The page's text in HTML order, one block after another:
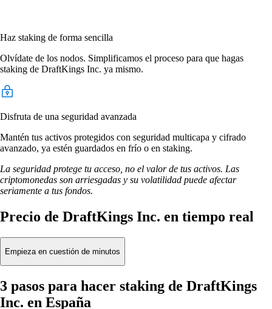
Haz staking de forma sencilla
Olvídate de los nodos. Simplificamos el proceso para que hagas
staking de DraftKings Inc. ya mismo.
Disfruta de una seguridad avanzada
Mantén tus activos protegidos con seguridad multicapa y cifrado
avanzado, ya estén guardados en frío o en staking.
La seguridad protege tu acceso, no el valor de tus activos. Las
criptomonedas son arriesgadas y su volatilidad puede afectar
seriamente a tus fondos.
Precio de DraftKings Inc. en tiempo real
Empieza en cuestión de minutos
3 pasos para hacer staking de DraftKings
Inc. en España